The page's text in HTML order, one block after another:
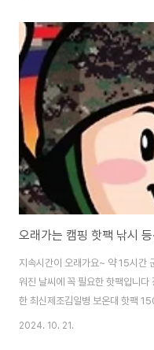
지캠핑 / 글램핑🎣 낚시, 등산, 러
저 활동👮‍♂️ 경계근무, 야간근무, 야
✔ 제품 정보 요약종류: 군용핫팩 /
150g사이즈: 11 × 14cm최고온
오래가는 캠핑 핫팩 낚시
지속시간이 오래가요~ 약 15시간
워진 날씨에 꼭 필요한 핫팩입니
한 최신제조김일병 보온대 핫팩
도 평균온도 50도 지속시간 약 15
2024. 10. 21.